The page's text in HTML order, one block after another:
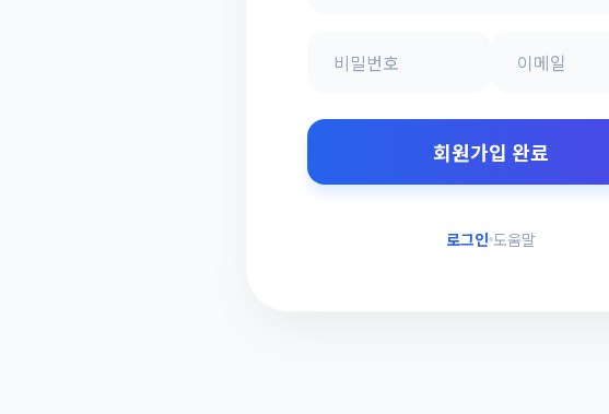
회원가입 완료
로그인 도움말